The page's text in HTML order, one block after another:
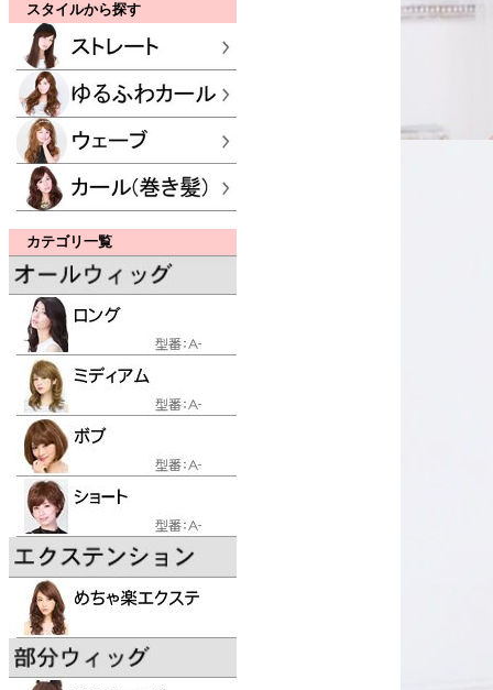
スタイルから探す
カテゴリ一覧